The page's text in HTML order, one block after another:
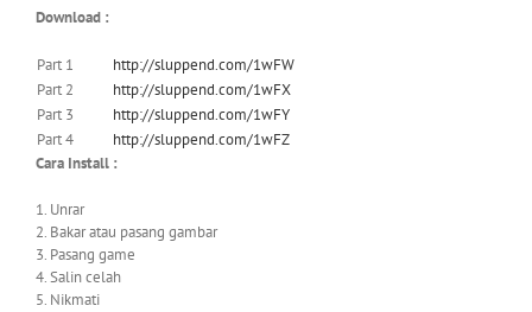
Download :
Part 1
http://sluppend.com/1wFW
Part 2
http://sluppend.com/1wFX
Part 3
http://sluppend.com/1wFY
Part 4
http://sluppend.com/1wFZ
Cara Install :
1. Unrar
2. Bakar atau pasang gambar
3. Pasang game
4. Salin celah
5. Nikmati